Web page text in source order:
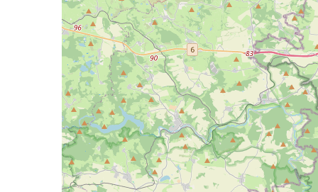
Budějovicích
Socha svatého Jana Nepomuckého u
kostela svaté Rodiny v Českých
Budějovicích
Socha S tebou v parku na Senovážném
náměstí v Českých Budějovicích
Socha Tornádo v parku na Senovážném
náměstí v Českých Budějovicích
Sousoší Humanoidi na Lannově třídě v